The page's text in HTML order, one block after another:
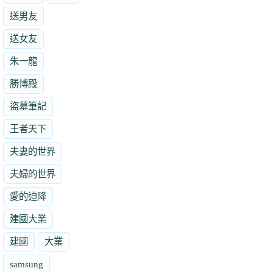
送男友
送女友
朱一龍
勝博殿
盜墓筆記
王者天下
夫妻的世界
夫婦的世界
愛的迫降
建國大業
建國 大業
samsung